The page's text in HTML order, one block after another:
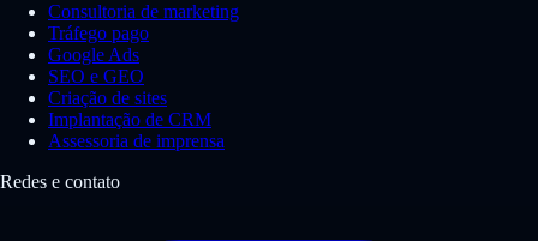
Consultoria de marketing
Tráfego pago
Google Ads
SEO e GEO
Criação de sites
Implantação de CRM
Assessoria de imprensa
Redes e contato